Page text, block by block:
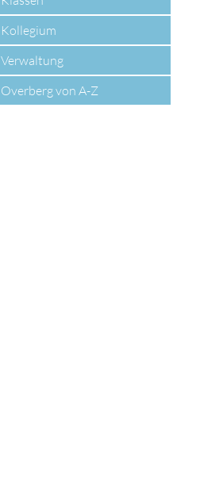
Kollegium
Verwaltung
Overberg von A-Z